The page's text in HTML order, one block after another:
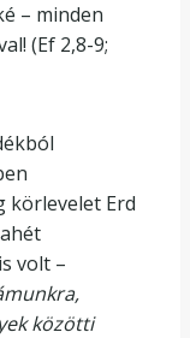
– minden
(Ef 2,8-9;
körlevelet Erd
volt –
közötti